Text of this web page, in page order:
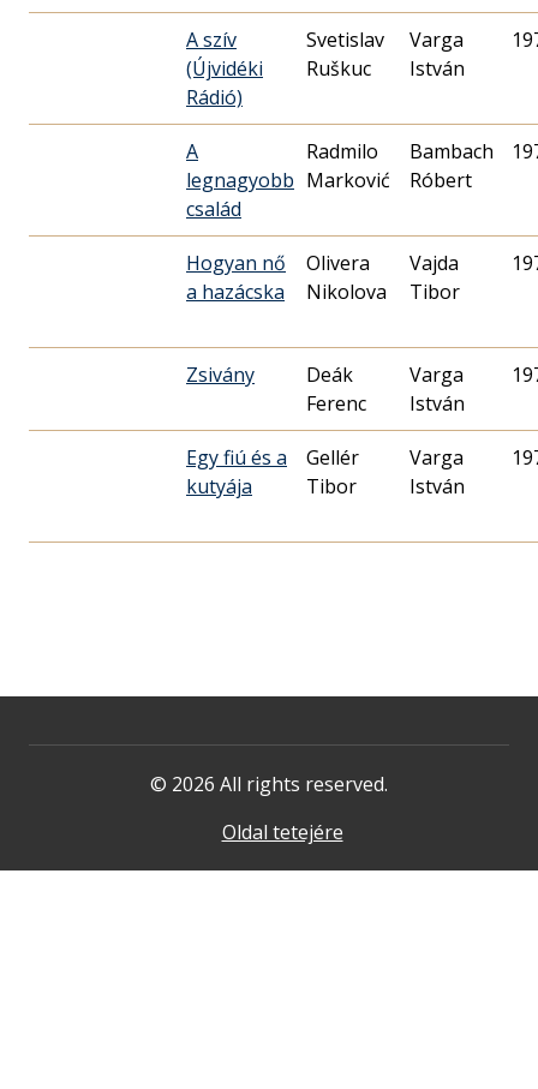
A szív
(Újvidéki
Rádió)
Svetislav
Ruškuc
Varga
István
A
legnagyobb
család
Radmilo
Marković
Bambach
Róbert
Hogyan nő
a hazácska
Olivera
Nikolova
Vajda
Tibor
Zsivány
Deák
Ferenc
Varga
István
Egy fiú és a
kutyája
Gellér
Tibor
Varga
István
© 2026 All rights reserved.
Oldal tetejére